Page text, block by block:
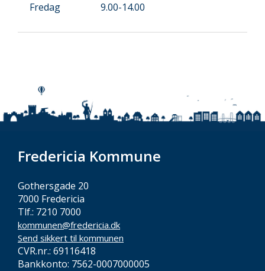
Fredag
9.00-14.00
Fredericia Kommune
Gothersgade 20
7000 Fredericia
Tlf.: 7210 7000
kommunen@fredericia.dk
Send sikkert til kommunen
CVR.nr.: 69116418
Bankkonto: 7562-0007000005